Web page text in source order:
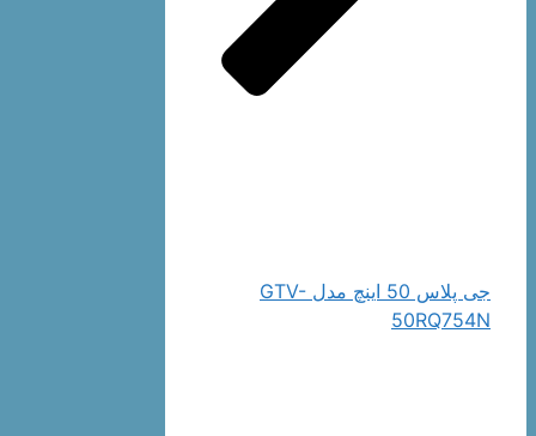
جی پلاس 50 اینچ مدل GTV-
50RQ754N